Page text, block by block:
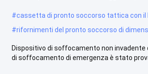
#cassetta di pronto soccorso tattica con
#rifornimenti del pronto soccorso di
Dispositivo di soffocamento non
di soffocamento di emergenza è stato